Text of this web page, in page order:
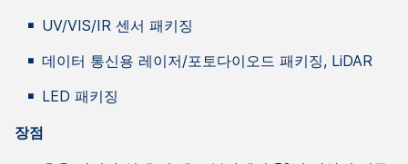
UV/VIS/IR 센서 패키징
데이터 통신용 레이저/포토다이오드 패키징, LiDAR
LED 패키징
장점